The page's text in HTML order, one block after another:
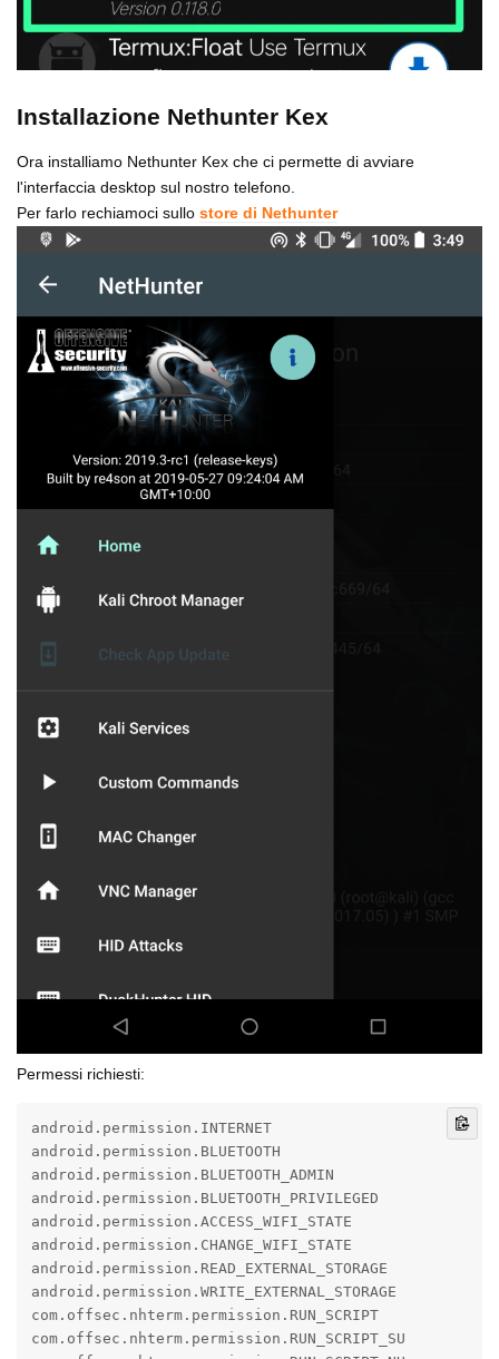
Installazione Nethunter Kex
Ora installiamo Nethunter Kex che ci permette di avviare
l'interfaccia desktop sul nostro telefono.
Per farlo rechiamoci sullo store di Nethunter
Permessi richiesti:
android.permission.INTERNET
android.permission.BLUETOOTH
android.permission.BLUETOOTH_ADMIN
android.permission.BLUETOOTH_PRIVILEGED
android.permission.ACCESS_WIFI_STATE
android.permission.CHANGE_WIFI_STATE
android.permission.READ_EXTERNAL_STORAGE
android.permission.WRITE_EXTERNAL_STORAGE
com.offsec.nhterm.permission.RUN_SCRIPT
com.offsec.nhterm.permission.RUN_SCRIPT_SU